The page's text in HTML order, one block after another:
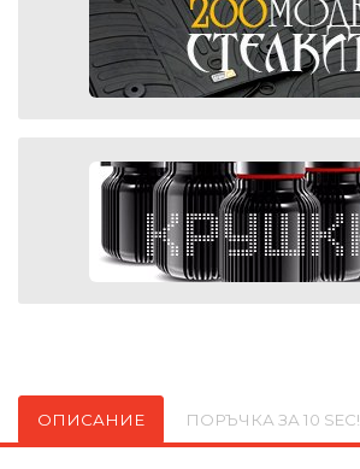
ОПИСАНИЕ ПОРЪЧКА ЗА 10 SEC!